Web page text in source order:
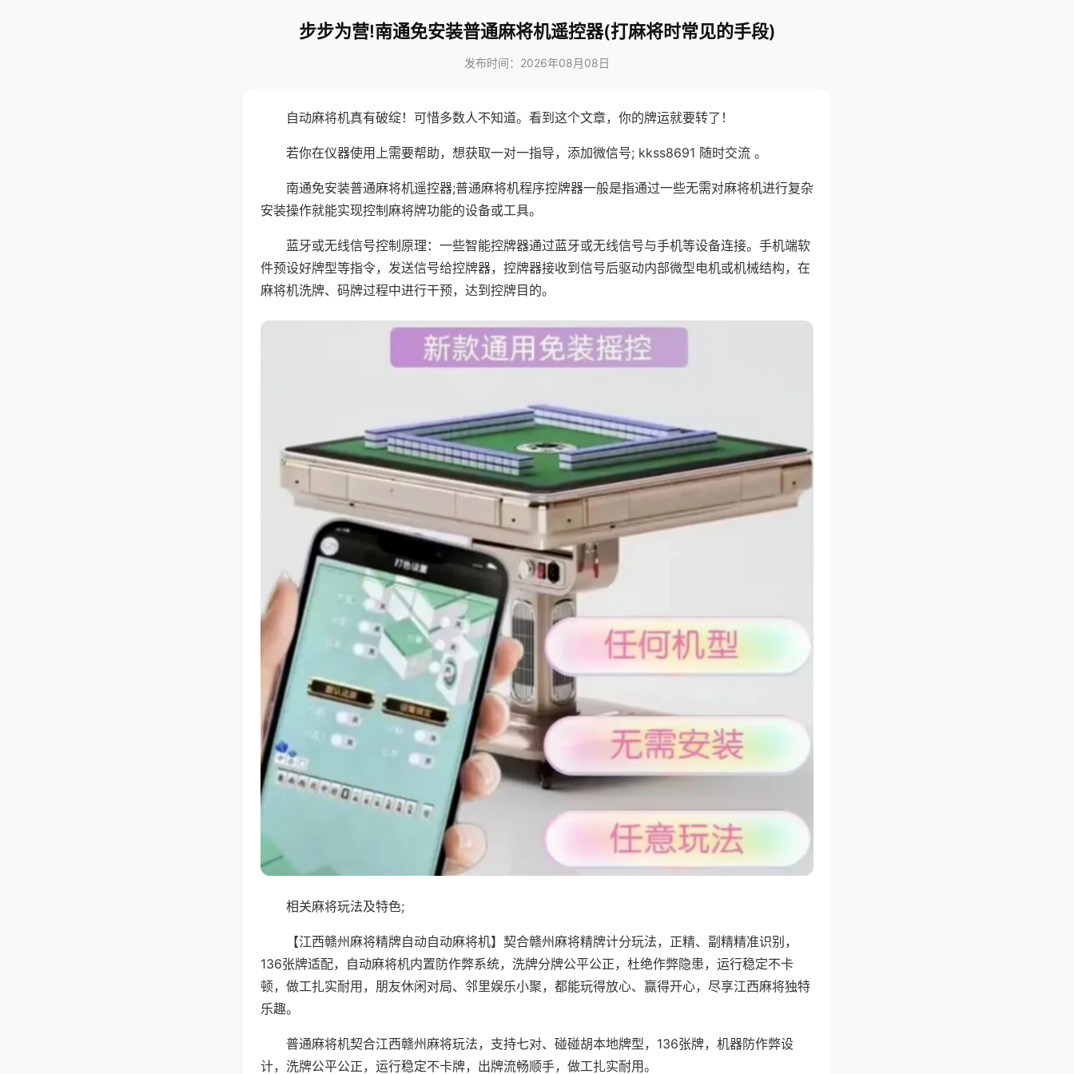
步步为营!南通免安装普通麻将机遥控器(打麻将时常见的手段)
发布时间：2026年08月08日
自动麻将机真有破绽！可惜多数人不知道。看到这个文章，你的牌运就要转了！
若你在仪器使用上需要帮助，想获取一对一指导，添加微信号; kkss8691 随时交流 。
南通免安装普通麻将机遥控器;普通麻将机程序控牌器一般是指通过一些无需对麻将机进行复杂
安装操作就能实现控制麻将牌功能的设备或工具。
蓝牙或无线信号控制原理：一些智能控牌器通过蓝牙或无线信号与手机等设备连接。手机端软
件预设好牌型等指令，发送信号给控牌器，控牌器接收到信号后驱动内部微型电机或机械结构，在
麻将机洗牌、码牌过程中进行干预，达到控牌目的。
相关麻将玩法及特色;
【江西赣州麻将精牌自动自动麻将机】契合赣州麻将精牌计分玩法，正精、副精精准识别，
136张牌适配，自动麻将机内置防作弊系统，洗牌分牌公平公正，杜绝作弊隐患，运行稳定不卡
顿，做工扎实耐用，朋友休闲对局、邻里娱乐小聚，都能玩得放心、赢得开心，尽享江西麻将独特
乐趣。
普通麻将机契合江西赣州麻将玩法，支持七对、碰碰胡本地牌型，136张牌，机器防作弊设
计，洗牌公平公正，运行稳定不卡牌，出牌流畅顺手，做工扎实耐用。